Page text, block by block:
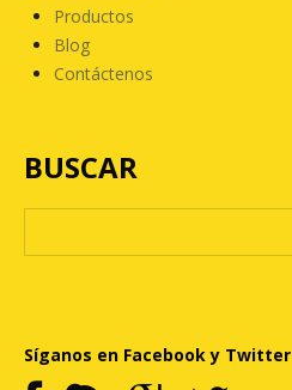
Productos
Blog
Contáctenos
BUSCAR
Síganos en Facebook y Twitter